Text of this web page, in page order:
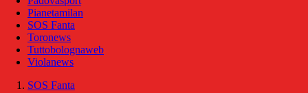
Pianetamilan
SOS Fanta
Toronews
Tuttobolognaweb
Violanews
SOS Fanta